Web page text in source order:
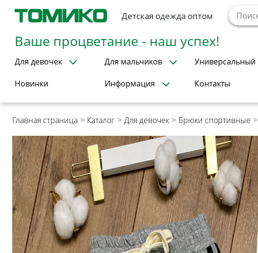
Детская одежда оптом
Ваше процветание - наш успех!
Для девочек Для мальчиков Универсальный
Новинки Информация Контакты
Главная страница > Каталог > Для девочек > Брюки спортивные >